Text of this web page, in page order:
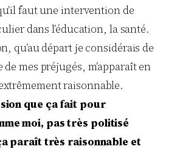
faut une intervention de
dans l’éducation, la santé.
qu’au départ je considérais de
mes préjugés, m’apparaît en
raisonnable.
que ça fait pour
moi, pas très politisé
paraît très raisonnable et